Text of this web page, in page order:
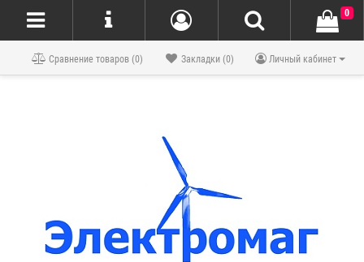
Блог
Личный кабинет
Закладки (0)
Сравнение товаров (0)
0